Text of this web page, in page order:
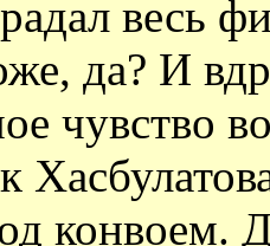
весь
да? И
чувство
конвоем.